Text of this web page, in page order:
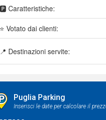
Caratteristiche:
Votato dai clienti:
Destinazioni servite:
Puglia Parking
Inserisci le date per calcolare il